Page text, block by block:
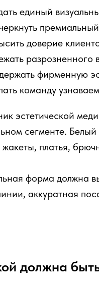
единый
доверие
разрозненного
фирменную
команду
эстетической
сегменте.
платья,
форма должна
аккуратная
должна